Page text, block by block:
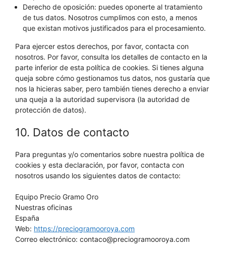
Derecho de oposición: puedes oponerte al tratamiento
de tus datos. Nosotros cumplimos con esto, a menos
que existan motivos justificados para el procesamiento.
Para ejercer estos derechos, por favor, contacta con
nosotros. Por favor, consulta los detalles de contacto en la
parte inferior de esta política de cookies. Si tienes alguna
queja sobre cómo gestionamos tus datos, nos gustaría que
nos la hicieras saber, pero también tienes derecho a enviar
una queja a la autoridad supervisora (la autoridad de
protección de datos).
10. Datos de contacto
Para preguntas y/o comentarios sobre nuestra política de
cookies y esta declaración, por favor, contacta con
nosotros usando los siguientes datos de contacto:
Equipo Precio Gramo Oro
Nuestras oficinas
España
Web: https://preciogramooroya.com
Correo electrónico: contaco@preciogramooroya.com